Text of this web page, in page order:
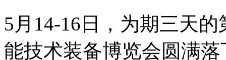
5月14-16日，为期三天
能技术装备博览会圆满